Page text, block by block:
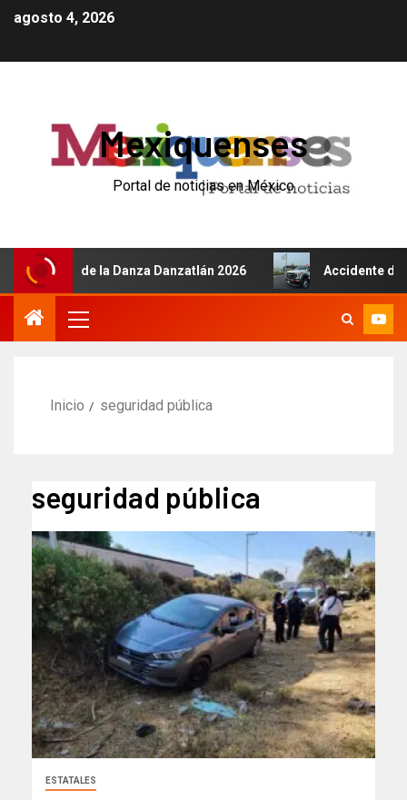
agosto 4, 2026
Mexiquenses
Portal de noticias en México
de la Danza Danzatlán 2026 Accidente de autobús
Inicio seguridad pública
seguridad pública
ESTATALES